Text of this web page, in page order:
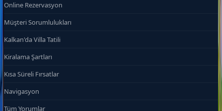
Online Rezervasyon
Müşteri Sorumlulukları
Kalkan'da Villa Tatili
Kiralama Şartları
Kısa Süreli Fırsatlar
Navigasyon
Tüm Yorumlar